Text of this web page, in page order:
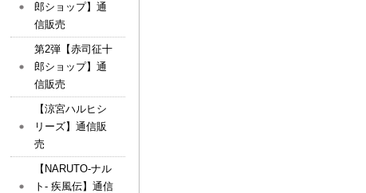
郎ショップ】通
信販売
第2弾【赤司征十
郎ショップ】通
信販売
【涼宮ハルヒシ
リーズ】通信販
売
【NARUTO-ナル
ト- 疾風伝】通信